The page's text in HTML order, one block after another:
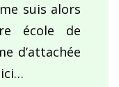
suis alors
école de
d’attachée